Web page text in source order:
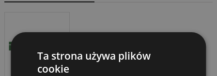
Ta strona używa plików
cookie